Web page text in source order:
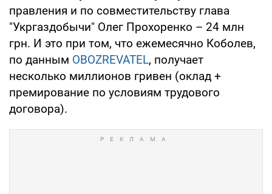
правления и по совместительству глава
"Укргаздобычи" Олег Прохоренко – 24 млн
грн. И это при том, что ежемесячно Коболев,
по данным OBOZREVATEL, получает
несколько миллионов гривен (оклад +
премирование по условиям трудового
договора).